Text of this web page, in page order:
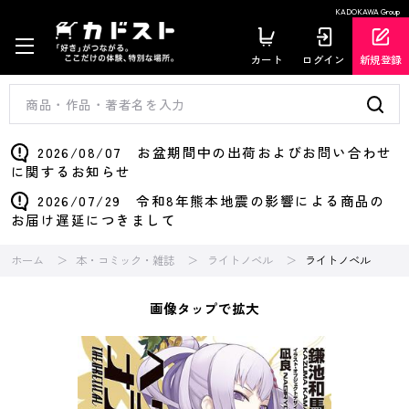
KADOKAWA Group
カート ログイン 新規登録
2026/08/07 お盆期間中の出荷およびお問い合わせ
に関するお知らせ
2026/07/29 令和8年熊本地震の影響による商品の
お届け遅延につきまして
ホーム 本・コミック・雑誌 ライトノベル ライトノベル
画像タップで拡大